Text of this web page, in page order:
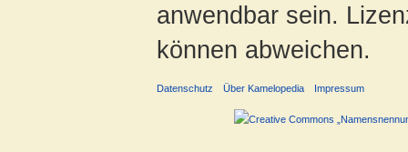
anwendbar sein.
können abweichen.
Datenschutz Über Kamelopedia Impressum